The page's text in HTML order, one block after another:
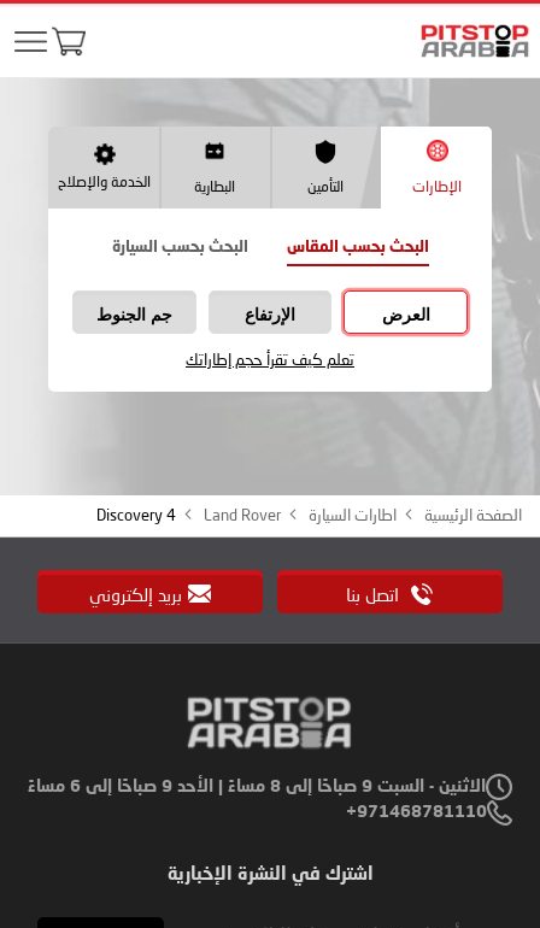
الإطارات التأمين البطارية الخدمة والإصلاح
البحث بحسب المقاس البحث بحسب السيارة
العرض الإرتفاع جم الجنوط
تعلم كيف تقرأ حجم إطاراتك
الصفحة الرئيسية اطارات السيارة Land Rover
Discovery 4
اتصل بنا بريد إلكتروني
الاثنين - السبت 9 صباحًا إلى 8 مساءً | الأحد 9 صباحًا إلى 6 مساءً
971468781110+
اشترك في النشرة الإخبارية